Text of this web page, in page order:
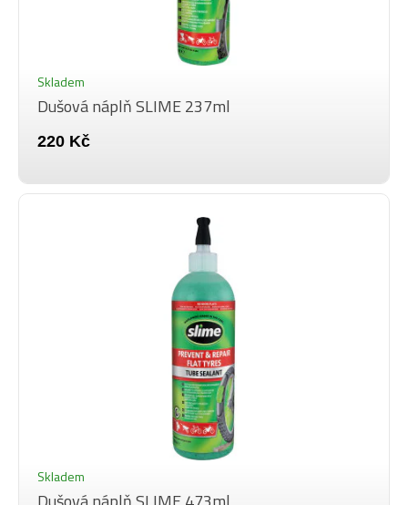
Skladem
Dušová náplň SLIME 237ml
220 Kč
Skladem